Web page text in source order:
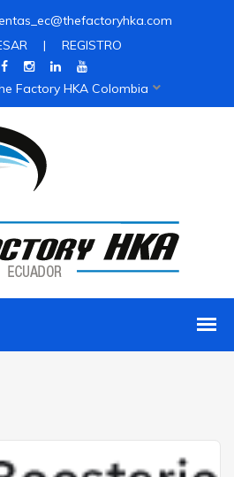
| REGISTRO